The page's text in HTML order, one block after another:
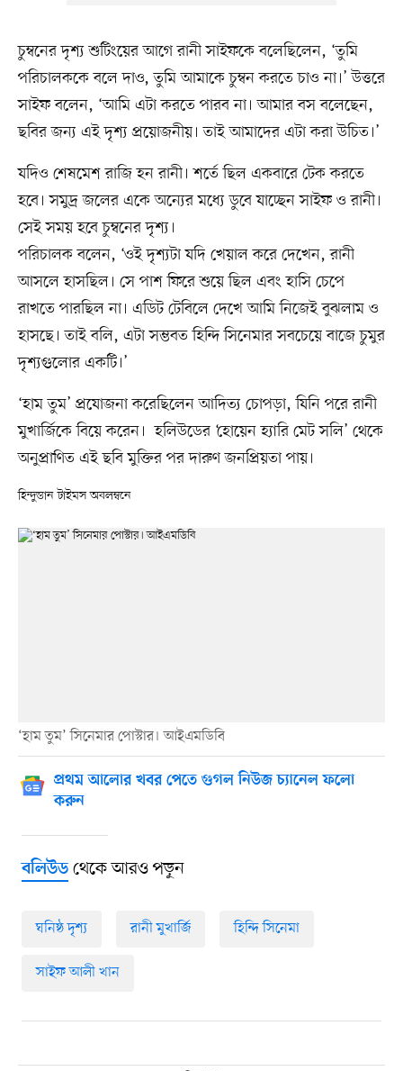
চুম্বনের দৃশ্য শুটিংয়ের আগে রানী সাইফকে বলেছিলেন, ‘তুমি
পরিচালককে বলে দাও, তুমি আমাকে চুম্বন করতে চাও না।’ উত্তরে
সাইফ বলেন, ‘আমি এটা করতে পারব না। আমার বস বলেছেন,
ছবির জন্য এই দৃশ্য প্রয়োজনীয়। তাই আমাদের এটা করা উচিত।’
যদিও শেষমেশ রাজি হন রানী। শর্তে ছিল একবারে টেক করতে
হবে। সমুদ্র জলের একে অন্যের মধ্যে ডুবে যাচ্ছেন সাইফ ও রানী।
সেই সময় হবে চুম্বনের দৃশ্য।
পরিচালক বলেন, ‘ওই দৃশ্যটা যদি খেয়াল করে দেখেন, রানী
আসলে হাসছিল। সে পাশ ফিরে শুয়ে ছিল এবং হাসি চেপে
রাখতে পারছিল না। এডিট টেবিলে দেখে আমি নিজেই বুঝলাম ও
হাসছে। তাই বলি, এটা সম্ভবত হিন্দি সিনেমার সবচেয়ে বাজে চুমুর
দৃশ্যগুলোর একটি।’
‘হাম তুম’ প্রযোজনা করেছিলেন আদিত্য চোপড়া, যিনি পরে রানী
মুখার্জিকে বিয়ে করেন। হলিউডের ‘হোয়েন হ্যারি মেট সলি’ থেকে
অনুপ্রাণিত এই ছবি মুক্তির পর দারুণ জনপ্রিয়তা পায়।
হিন্দুস্তান টাইমস অবলম্বনে
‘হাম তুম’ সিনেমার পোস্টার। আইএমডিবি
প্রথম আলোর খবর পেতে গুগল নিউজ চ্যানেল ফলো
করুন
বলিউডথেকে আরও পড়ুন
ঘনিষ্ঠ দৃশ্য রানী মুখার্জি হিন্দি সিনেমা
সাইফ আলী খান